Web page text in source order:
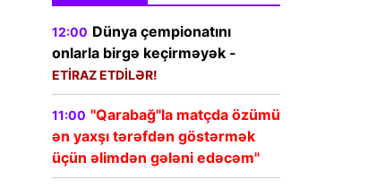
12:00 Dünya çempionatını
onlarla birgə keçirməyək -
ETİRAZ ETDİLƏR!
11:00 "Qarabağ"la matçda özümü
ən yaxşı tərəfdən göstərmək
üçün əlimdən gələni edəcəm"